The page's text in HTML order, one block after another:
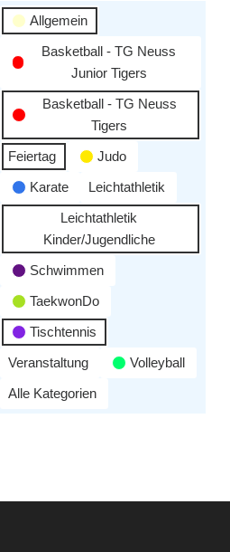
Allgemein
Basketball - TG Neuss
Junior Tigers
Basketball - TG Neuss
Tigers
Feiertag
Judo
Karate
Leichtathletik
Leichtathletik
Kinder/Jugendliche
Schwimmen
TaekwonDo
Tischtennis
Veranstaltung
Volleyball
Alle Kategorien